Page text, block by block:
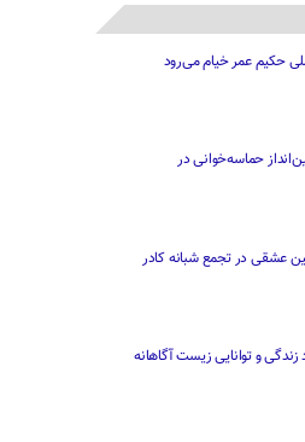
حکیم عمر خیام می‌رود
حماسه‌خوانی در
عشقی در تجمع شبانه کادر
زندگی و توانایی زیست آگاهانه